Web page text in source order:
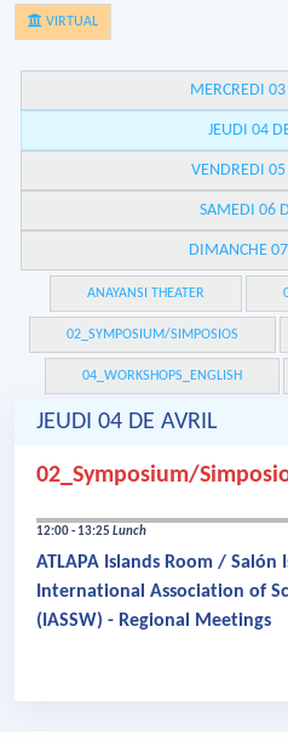
VIRTUAL
MERCREDI
JEUDI 04
VENDREDI 05
SAMEDI 06
DIMANCHE
ANAYANSI THEATER
02_SYMPOSIUM/SIMPOSIOS
04_WORKSHOPS_ENGLISH
JEUDI 04 DE AVRIL
02_Symposium/
12:00 - 13:25 Lunch
ATLAPA Islands Room / Salón
International Association of
(IASSW) - Regional Meetings